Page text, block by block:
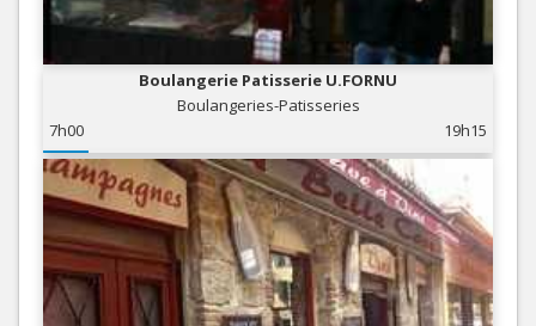
Boulangerie Patisserie U.FORNU
Boulangeries-Patisseries
7h00
19h15